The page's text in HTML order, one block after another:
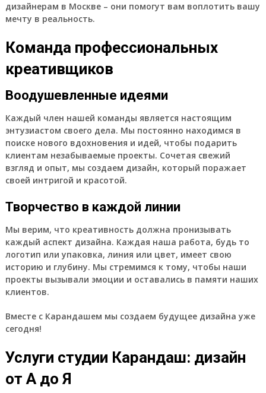
дизайнерам в Москве – они помогут вам воплотить вашу
мечту в реальность.
Команда профессиональных
креативщиков
Воодушевленные идеями
Каждый член нашей команды является настоящим
энтузиастом своего дела. Мы постоянно находимся в
поиске нового вдохновения и идей, чтобы подарить
клиентам незабываемые проекты. Сочетая свежий
взгляд и опыт, мы создаем дизайн, который поражает
своей интригой и красотой.
Творчество в каждой линии
Мы верим, что креативность должна пронизывать
каждый аспект дизайна. Каждая наша работа, будь то
логотип или упаковка, линия или цвет, имеет свою
историю и глубину. Мы стремимся к тому, чтобы наши
проекты вызывали эмоции и оставались в памяти наших
клиентов.
Вместе с Карандашем мы создаем будущее дизайна уже
сегодня!
Услуги студии Карандаш: дизайн
от А до Я